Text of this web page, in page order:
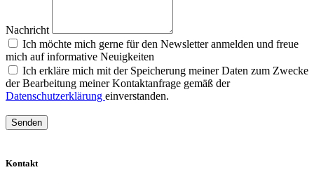
Nachricht
Ich möchte mich gerne für den Newsletter anmelden und freue
mich auf informative Neuigkeiten
Ich erkläre mich mit der Speicherung meiner Daten zum Zwecke
der Bearbeitung meiner Kontaktanfrage gemäß der
Datenschutzerklärung einverstanden.
Senden
Kontakt